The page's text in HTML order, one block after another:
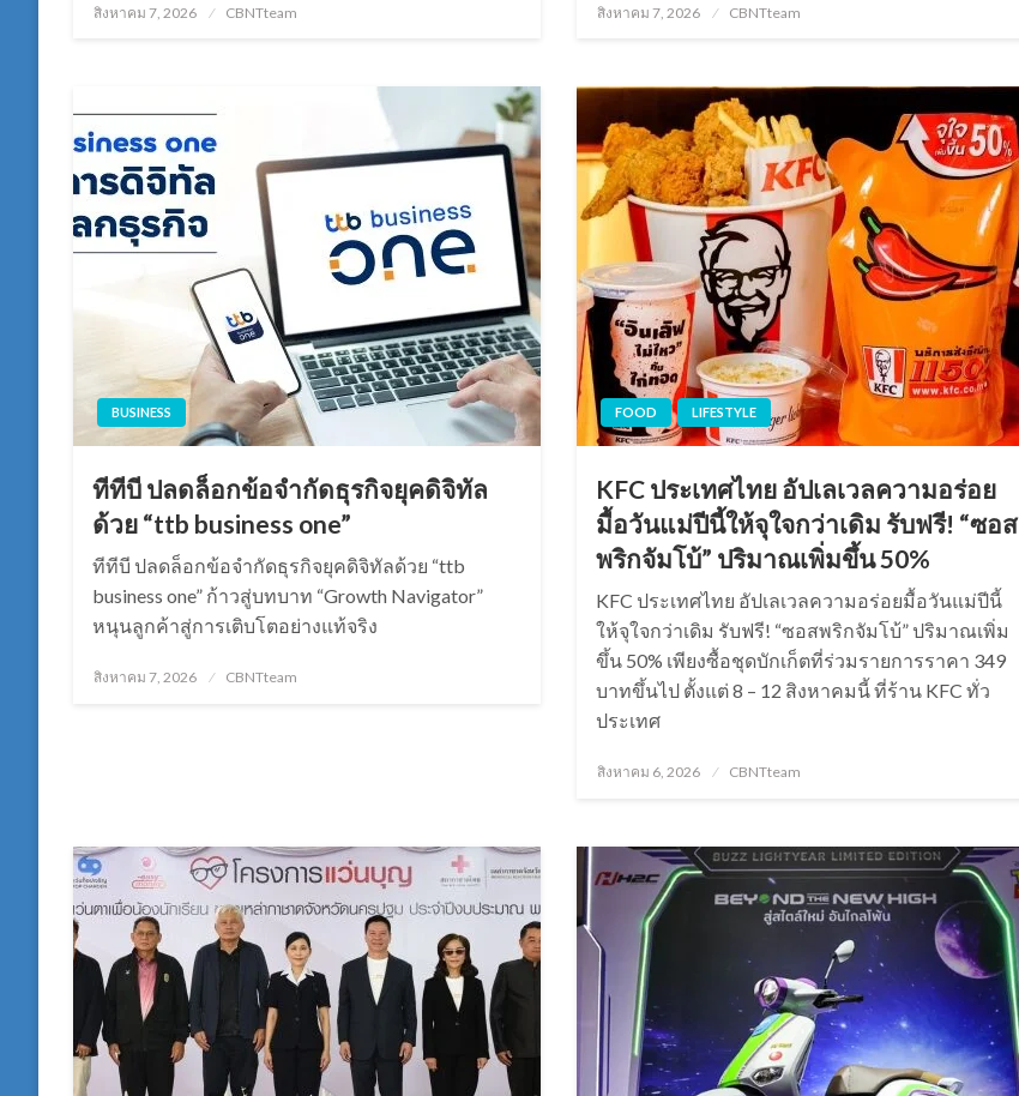
Posted
สิงหาคม 7, 2026 CBNTteam
Posted
สิงหาคม 7, 2026 CBNTteam
BUSINESS
ทีทีบี ปลดล็อกข้อจำกัดธุรกิจยุคดิจิทัล
ด้วย “ttb business one”
ทีทีบี ปลดล็อกข้อจำกัดธุรกิจยุคดิจิทัลด้วย “ttb
business one” ก้าวสู่บทบาท “Growth Navigator”
หนุนลูกค้าสู่การเติบโตอย่างแท้จริง
Posted
สิงหาคม 7, 2026 CBNTteam
FOOD LIFESTYLE
KFC ประเทศไทย อัปเลเวลความอร่อย
มื้อวันแม่ปีนี้ให้จุใจกว่าเดิม รับฟรี! “ซอส
พริกจัมโบ้” ปริมาณเพิ่มขึ้น 50%
KFC ประเทศไทย อัปเลเวลความอร่อยมื้อวันแม่ปีนี้
ให้จุใจกว่าเดิม รับฟรี! “ซอสพริกจัมโบ้” ปริมาณเพิ่ม
ขึ้น 50% เพียงซื้อชุดบักเก็ตที่ร่วมรายการราคา 349
บาทขึ้นไป ตั้งแต่ 8 – 12 สิงหาคมนี้ ที่ร้าน KFC ทั่ว
ประเทศ
Posted
สิงหาคม 6, 2026 CBNTteam